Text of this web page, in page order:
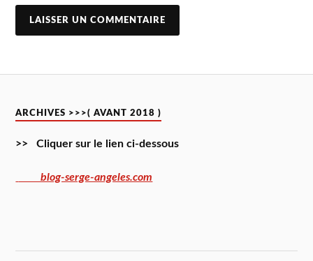
ARCHIVES >>>( AVANT 2018 )
>> Cliquer sur le lien ci-dessous
blog-serge-angeles.com